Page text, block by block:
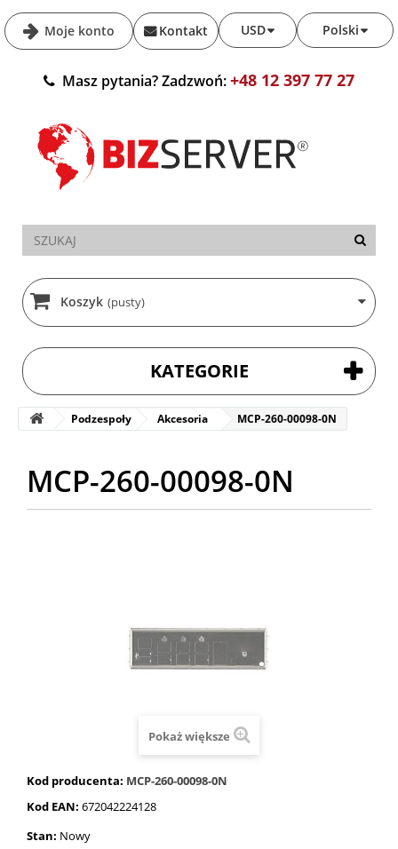
Moje konto Polski
USD
Kontakt
Masz pytania? Zadzwoń:+48 12 397 77 27
Koszyk (pusty)
KATEGORIE
Podzespoły Akcesoria MCP-260-00098-0N
MCP-260-00098-0N
Pokaż większe
Kod producenta: MCP-260-00098-0N
Kod EAN: 672042224128
Stan: Nowy